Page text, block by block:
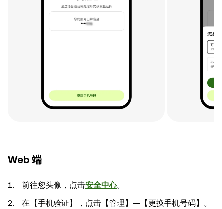
Web 端
前往您头像，点击安全中心。
在【手机验证】，点击【管理】—【更换手机号码】。